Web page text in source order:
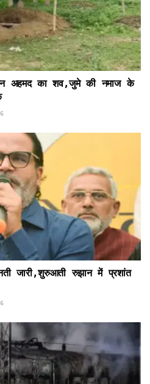
अहमद का शव,जुमे की नमाज के
जारी,शुरुआती रुझान में प्रशांत